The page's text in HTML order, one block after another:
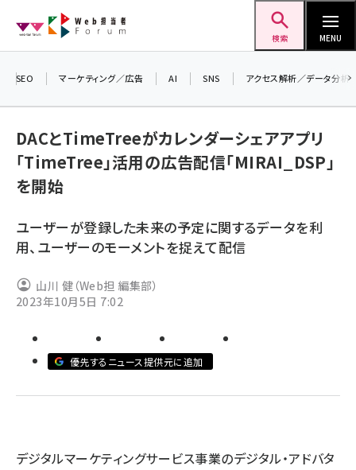
ン
検索 MENU
seo (3538)
youtube (2444)
セミナー (2315)
meo (1281)
SEO マーケティング／広告 AI SNS アクセス解析／データ分析
DACとTimeTreeがカレンダーシェアアプリ
「TimeTree」活用の広告配信「MIRAI_DSP」
を開始
ユーザーが登録した未来の予定に関するデータを利
用、ユーザーのモーメントを捉えて配信
山川 健（Web担 編集部）
2023年10月5日 7:02
優先するニュース提供元に追加
デジタルマーケティングサービス事業のデジタル・アドバタ